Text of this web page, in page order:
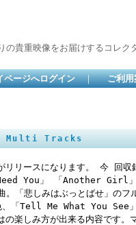
貴重映像をお届けするコレク
ページへログイン ｜ ご利用
Multi Tracks
リリースになります。 今
You」 「Another Girl
「悲しみはぶっとばせ」のフ
、「Tell Me What You See」
の楽しみ方が出来る内容です